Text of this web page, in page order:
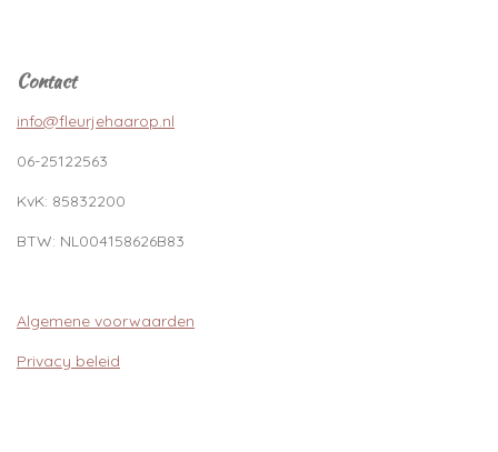
Contact
info@fleurjehaarop.nl
06-25122563
KvK: 85832200
BTW: NL004158626B83
Algemene voorwaarden
Privacy beleid